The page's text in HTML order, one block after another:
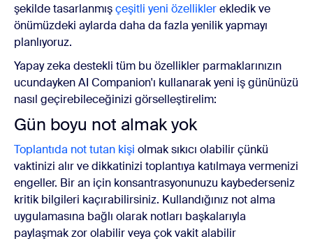
şekilde tasarlanmışçeşitli yeni özelliklerekledik ve
önümüzdeki aylarda daha da fazla yenilik yapmayı
planlıyoruz.
Yapay zeka destekli tüm bu özellikler parmaklarınızın
ucundayken AI Companion'ı kullanarak yeni iş gününüzü
nasıl geçirebileceğinizi görselleştirelim:
Gün boyu not almak yok
Toplantıda not tutan kişi olmak sıkıcı olabilir çünkü
vaktinizi alır ve dikkatinizi toplantıya katılmaya vermenizi
engeller. Bir an için konsantrasyonunuzu kaybederseniz
kritik bilgileri kaçırabilirsiniz. Kullandığınız not alma
uygulamasına bağlı olarak notları başkalarıyla
paylaşmak zor olabilir veya çok vakit alabilir